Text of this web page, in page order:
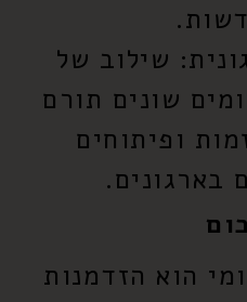
שילוב של
שונים תורם
ופיתוחים
בארגונים.
הוא הזדמנות